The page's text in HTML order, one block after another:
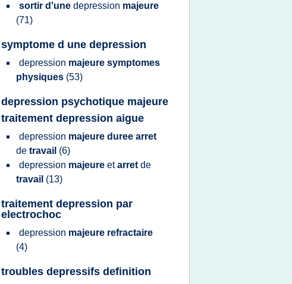
sortir d'une depression majeure
(71)
symptome d une depression
depression majeure symptomes
physiques (53)
depression psychotique majeure
traitement depression aigue
depression majeure duree arret
de travail (6)
depression majeure etarret de
travail (13)
traitement depression par
electrochoc
depression majeure refractaire
(4)
troubles depressifs definition